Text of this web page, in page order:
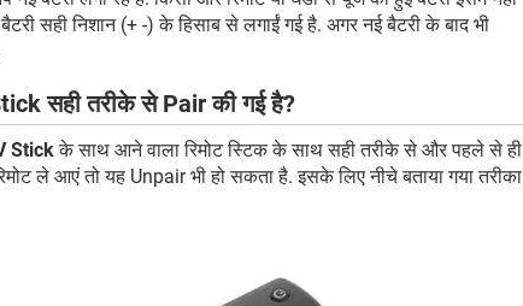
सही निशान (+ -) के हिसाब से लगाईं गई है. अगर नई बैटरी के बाद भी
सही तरीके से Pair की गई है?
Stickके साथ आने वाला रिमोट स्टिक के साथ सही तरीके से और पहले से ही
ले आएं तो यह Unpair भी हो सकता है. इसके लिए नीचे बताया गया तरीका